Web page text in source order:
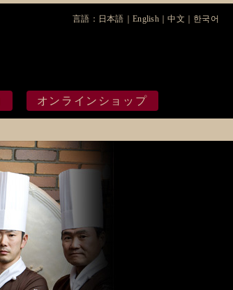
オンラインショップ
言語： 日本語 ｜English ｜中文 한국어